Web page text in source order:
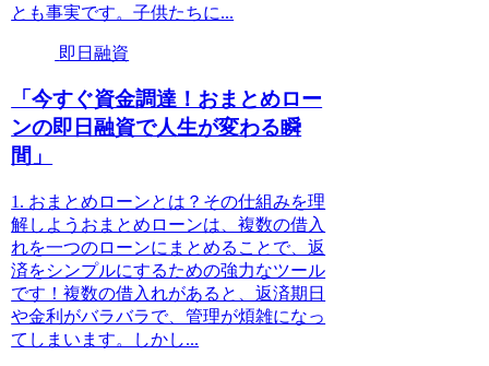
とも事実です。子供たちに...
即日融資
「今すぐ資金調達！おまとめロー
ンの即日融資で人生が変わる瞬
間」
1. おまとめローンとは？その仕組みを理
解しようおまとめローンは、複数の借入
れを一つのローンにまとめることで、返
済をシンプルにするための強力なツール
です！複数の借入れがあると、返済期日
や金利がバラバラで、管理が煩雑になっ
てしまいます。しかし...